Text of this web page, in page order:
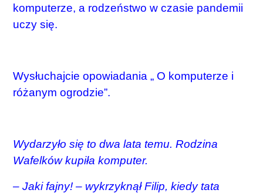
komputerze, a rodzeństwo w czasie pandemii
uczy się.
Wysłuchajcie opowiadania „ O komputerze i
różanym ogrodzie”.
Wydarzyło się to dwa lata temu. Rodzina
Wafelków kupiła komputer.
– Jaki fajny! – wykrzyknął Filip, kiedy tata